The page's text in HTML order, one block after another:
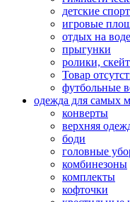
детские
игровые
отдых на воде
прыгунки
ролики,
Товар
футбольные
одежда для самых
конверты
верхняя
боди
головные
комбинезоны
комплекты
кофточки